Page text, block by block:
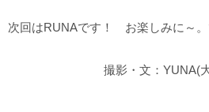
次回はRUNAです！ お楽しみに～。
撮影・文：YUNA(